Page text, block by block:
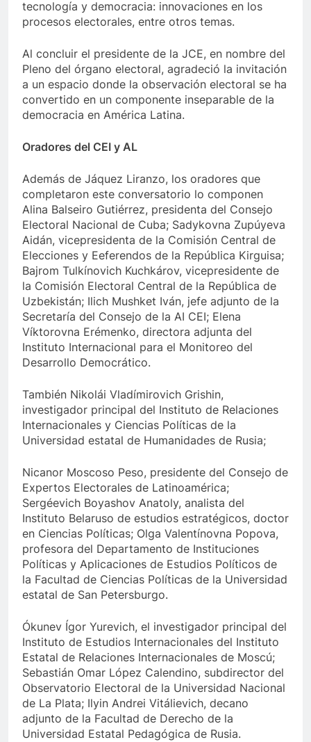
tecnología y democracia: innovaciones en los
procesos electorales, entre otros temas.
Al concluir el presidente de la JCE, en nombre del
Pleno del órgano electoral, agradeció la invitación
a un espacio donde la observación electoral se ha
convertido en un componente inseparable de la
democracia en América Latina.
Oradores del CEI y AL
Además de Jáquez Liranzo, los oradores que
completaron este conversatorio lo componen
Alina Balseiro Gutiérrez, presidenta del Consejo
Electoral Nacional de Cuba; Sadykovna Zupúyeva
Aidán, vicepresidenta de la Comisión Central de
Elecciones y Eeferendos de la República Kirguisa;
Bajrom Tulkínovich Kuchkárov, vicepresidente de
la Comisión Electoral Central de la República de
Uzbekistán; Ilich Mushket Iván, jefe adjunto de la
Secretaría del Consejo de la AI CEI; Elena
Víktorovna Erémenko, directora adjunta del
Instituto Internacional para el Monitoreo del
Desarrollo Democrático.
También Nikolái Vladímirovich Grishin,
investigador principal del Instituto de Relaciones
Internacionales y Ciencias Políticas de la
Universidad estatal de Humanidades de Rusia;
Nicanor Moscoso Peso, presidente del Consejo de
Expertos Electorales de Latinoamérica;
Sergéevich Boyashov Anatoly, analista del
Instituto Belaruso de estudios estratégicos, doctor
en Ciencias Políticas; Olga Valentínovna Popova,
profesora del Departamento de Instituciones
Políticas y Aplicaciones de Estudios Políticos de
la Facultad de Ciencias Políticas de la Universidad
estatal de San Petersburgo.
Ókunev Ígor Yurevich, el investigador principal del
Instituto de Estudios Internacionales del Instituto
Estatal de Relaciones Internacionales de Moscú;
Sebastián Omar López Calendino, subdirector del
Observatorio Electoral de la Universidad Nacional
de La Plata; Ilyin Andrei Vitálievich, decano
adjunto de la Facultad de Derecho de la
Universidad Estatal Pedagógica de Rusia.